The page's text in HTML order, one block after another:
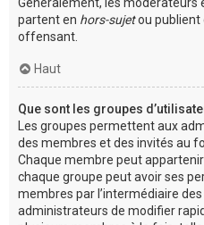
partent en hors-sujetou publient
offensant.
Haut
Que sont les groupes
Les groupes permettent aux
des membres et des invités au
Chaque membre peut
chaque groupe peut avoir ses
membres par l’intermédiaire
administrateurs de modifier